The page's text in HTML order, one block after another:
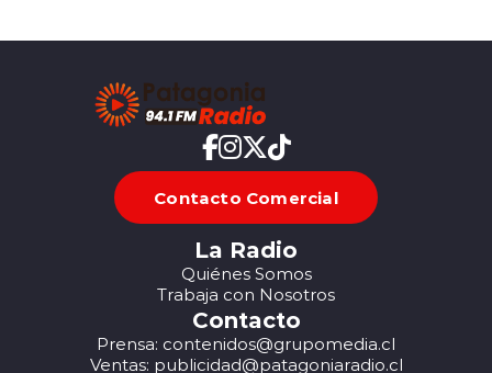
Contacto Comercial
La Radio
Quiénes Somos
Trabaja con Nosotros
Contacto
Prensa: contenidos@grupomedia.cl
Ventas: publicidad@patagoniaradio.cl